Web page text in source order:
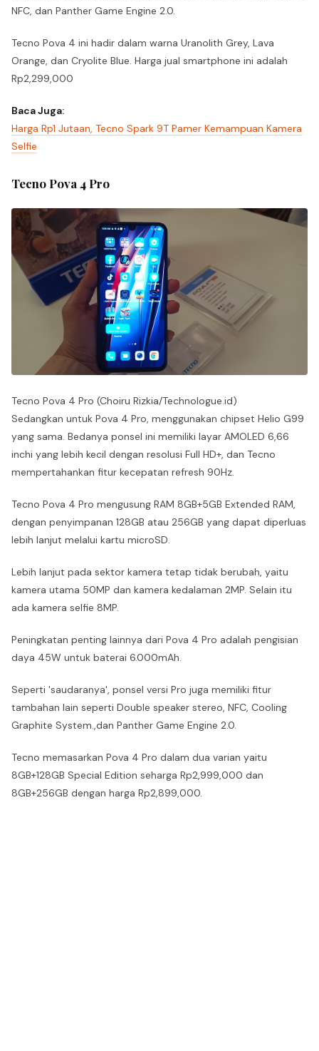
NFC, dan Panther Game Engine 2.0.
Tecno Pova 4 ini hadir dalam warna Uranolith Grey, Lava
Orange, dan Cryolite Blue. Harga jual smartphone ini adalah
Rp2,299,000
Baca Juga:
Harga Rp1 Jutaan, Tecno Spark 9T Pamer Kemampuan Kamera
Selfie
Tecno Pova 4 Pro
Tecno Pova 4 Pro (Choiru Rizkia/Technologue.id)
Sedangkan untuk Pova 4 Pro, menggunakan chipset Helio G99
yang sama. Bedanya ponsel ini memiliki layar AMOLED 6,66
inchi yang lebih kecil dengan resolusi Full HD+, dan Tecno
mempertahankan fitur kecepatan refresh 90Hz.
Tecno Pova 4 Pro mengusung RAM 8GB+5GB Extended RAM,
dengan penyimpanan 128GB atau 256GB yang dapat diperluas
lebih lanjut melalui kartu microSD.
Lebih lanjut pada sektor kamera tetap tidak berubah, yaitu
kamera utama 50MP dan kamera kedalaman 2MP. Selain itu
ada kamera selfie 8MP.
Peningkatan penting lainnya dari Pova 4 Pro adalah pengisian
daya 45W untuk baterai 6.000mAh.
Seperti 'saudaranya', ponsel versi Pro juga memiliki fitur
tambahan lain seperti Double speaker stereo, NFC, Cooling
Graphite System.,dan Panther Game Engine 2.0.
Tecno memasarkan Pova 4 Pro dalam dua varian yaitu
8GB+128GB Special Edition seharga Rp2,999,000 dan
8GB+256GB dengan harga Rp2,899,000.